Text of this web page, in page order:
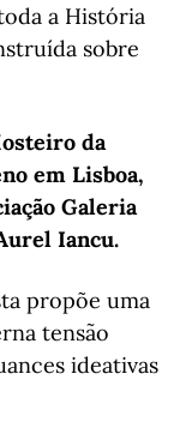
a História
sobre
da
em Lisboa,
Galeria
Iancu.
propõe uma
tensão
ideativas